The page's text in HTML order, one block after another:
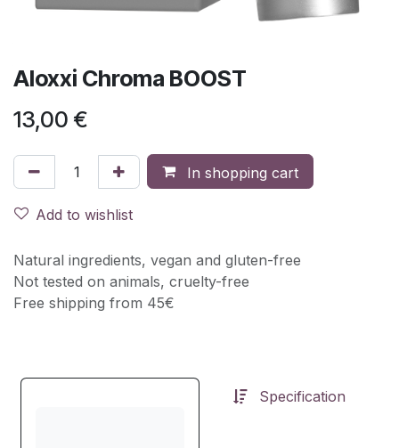
Aloxxi Chroma BOOST
13,00 €
In shopping cart
Add to wishlist
Natural ingredients, vegan and gluten-free
Not tested on animals, cruelty-free
Free shipping from 45€
Specification